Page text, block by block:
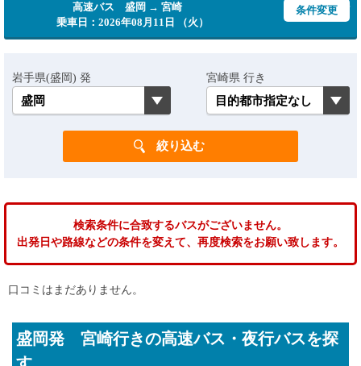
高速バス 盛岡 → 宮崎
乗車日：2026年08月11日 （火）
条件変更
岩手県(盛岡) 発 宮崎県 行き
検索条件に合致するバスがございません。
出発日や路線などの条件を変えて、再度検索をお願い致します。
口コミはまだありません。
盛岡発 宮崎行きの高速バス・夜行バスを探